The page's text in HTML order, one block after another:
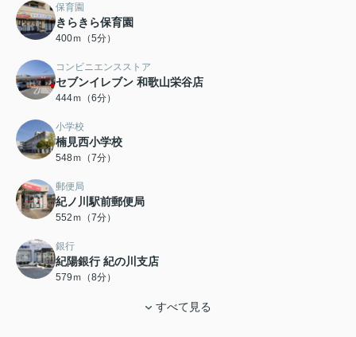
保育園
きらきら保育園
400ｍ（5分）
コンビニエンスストア
セブンイレブン 和歌山栄谷店
444ｍ（6分）
小学校
楠見西小学校
548ｍ（7分）
郵便局
紀ノ川駅前郵便局
552ｍ（7分）
銀行
紀陽銀行 紀の川支店
579ｍ（8分）
すべて見る